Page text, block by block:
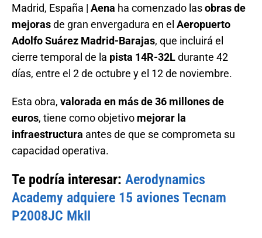
Madrid, España | Aena ha comenzado lasobras de
mejorasde gran envergadura en el Aeropuerto
Adolfo Suárez Madrid-Barajas, que incluirá el
cierre temporal de la pista 14R-32Ldurante 42
días, entre el 2 de octubre y el 12 de noviembre.
Esta obra, valorada en más de 36 millones de
euros, tiene como objetivo mejorar la
infraestructura antes de que se comprometa su
capacidad operativa.
Te podría interesar: Aerodynamics
Academy adquiere 15 aviones Tecnam
P2008JC MkII